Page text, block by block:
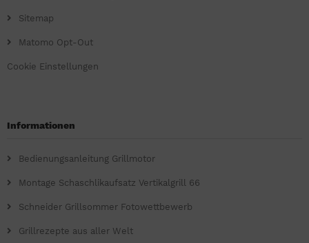
Sitemap
Matomo Opt-Out
Cookie Einstellungen
Informationen
Bedienungsanleitung Grillmotor
Montage Schaschlikaufsatz Vertikalgrill 66
Schneider Grillsommer Fotowettbewerb
Grillrezepte aus aller Welt